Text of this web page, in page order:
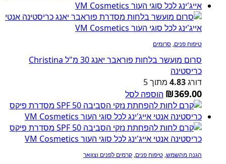
טיפוח פנים, סרומים
סרום מועשר בלחות פוראבר יאנג 30 מ"ל Christina
כריסטינה
דורג4.83 מתוך 5
₪369.00 הוספה לסל
הגנה מהשמש, טיפוח פנים, קרמים לפנים וצוואר